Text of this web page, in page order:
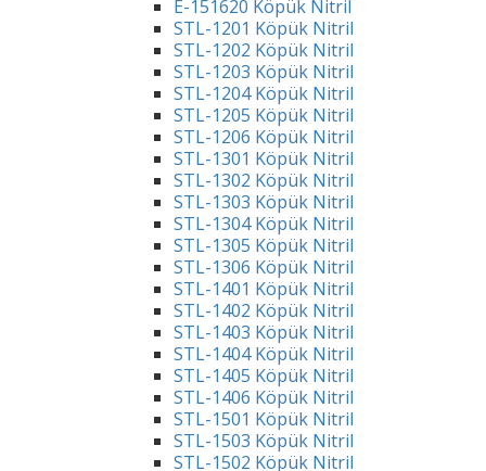
E-151620 Köpük Nitril
STL-1201 Köpük Nitril
STL-1202 Köpük Nitril
STL-1203 Köpük Nitril
STL-1204 Köpük Nitril
STL-1205 Köpük Nitril
STL-1206 Köpük Nitril
STL-1301 Köpük Nitril
STL-1302 Köpük Nitril
STL-1303 Köpük Nitril
STL-1304 Köpük Nitril
STL-1305 Köpük Nitril
STL-1306 Köpük Nitril
STL-1401 Köpük Nitril
STL-1402 Köpük Nitril
STL-1403 Köpük Nitril
STL-1404 Köpük Nitril
STL-1405 Köpük Nitril
STL-1406 Köpük Nitril
STL-1501 Köpük Nitril
STL-1503 Köpük Nitril
STL-1502 Köpük Nitril